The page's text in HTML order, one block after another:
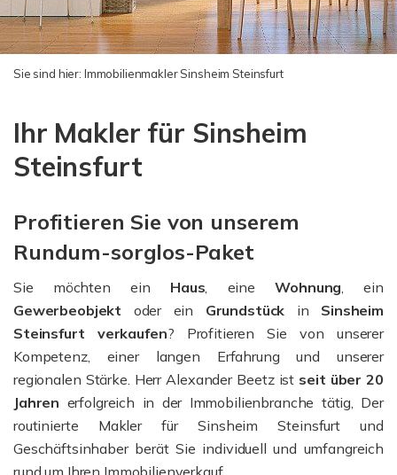
Sie sind hier: Immobilienmakler Sinsheim Steinsfurt
Ihr Makler für Sinsheim
Steinsfurt
Profitieren Sie von unserem
Rundum-sorglos-Paket
Sie möchten ein Haus, eineWohnung, ein
Gewerbeobjekt oder ein Grundstück in Sinsheim
Steinsfurt verkaufen? Profitieren Sie von unserer
Kompetenz, einer langen Erfahrung und unserer
regionalen Stärke. Herr Alexander Beetz ist seit über 20
Jahren erfolgreich in der Immobilienbranche tätig, Der
routinierte Makler für Sinsheim Steinsfurt und
Geschäftsinhaber berät Sie individuell und umfangreich
rund um Ihren Immobilienverkauf.